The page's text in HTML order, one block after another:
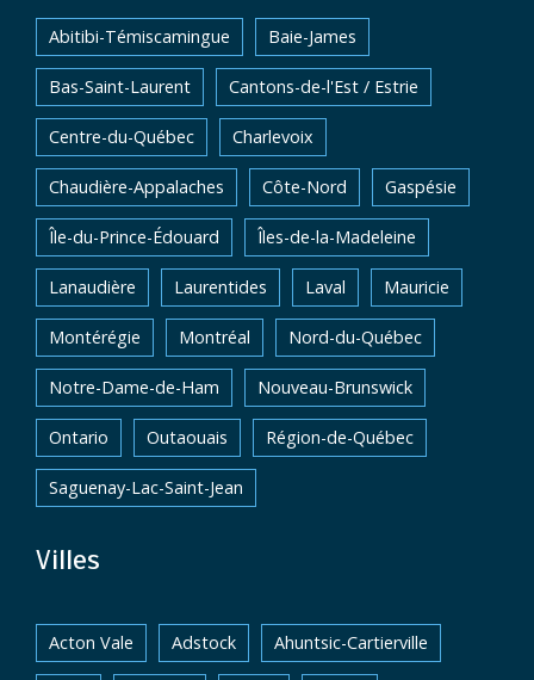
Abitibi-Témiscamingue Baie-James
Bas-Saint-Laurent Cantons-de-l'Est / Estrie
Centre-du-Québec Charlevoix
Chaudière-Appalaches Côte-Nord Gaspésie
Île-du-Prince-Édouard Îles-de-la-Madeleine
Lanaudière Laurentides Laval Mauricie
Montérégie Montréal Nord-du-Québec
Notre-Dame-de-Ham Nouveau-Brunswick
Ontario Outaouais Région-de-Québec
Saguenay-Lac-Saint-Jean
Villes
Acton Vale Adstock Ahuntsic-Cartierville